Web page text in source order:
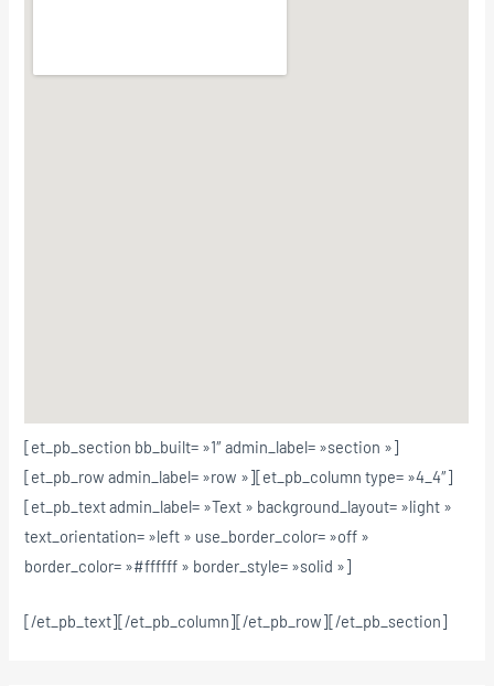
[et_pb_section bb_built= »1″ admin_label= »section »]
[et_pb_row admin_label= »row »][et_pb_column type= »4_4″]
[et_pb_text admin_label= »Text » background_layout= »light »
text_orientation= »left » use_border_color= »off »
border_color= »#ffffff » border_style= »solid »]
[/et_pb_text][/et_pb_column][/et_pb_row][/et_pb_section]